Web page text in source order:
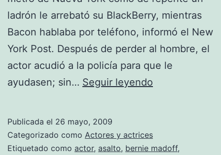
ladrón le arrebató su BlackBerry, mientras
Bacon hablaba por teléfono, informó el New
York Post. Después de perder al hombre, el
actor acudió a la policía para que le
ayudasen; sin… Seguir leyendo
asalto
Publicada el 26 mayo, 2009
Categorizado como Actores y actrices
Etiquetado como actor, asalto, bernie madoff,